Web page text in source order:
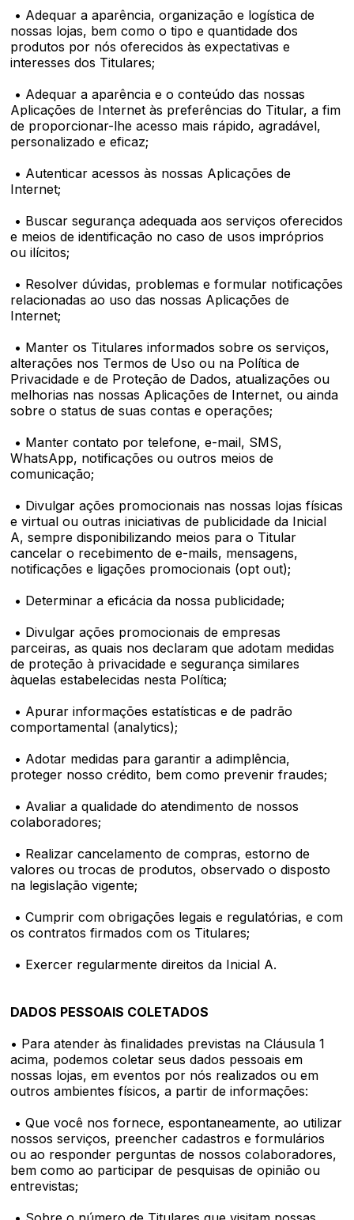
• Adequar a aparência, organização e logística de
nossas lojas, bem como o tipo e quantidade dos
produtos por nós oferecidos às expectativas e
interesses dos Titulares;
• Adequar a aparência e o conteúdo das nossas
Aplicações de Internet às preferências do Titular, a fim
de proporcionar-lhe acesso mais rápido, agradável,
personalizado e eficaz;
• Autenticar acessos às nossas Aplicações de
Internet;
• Buscar segurança adequada aos serviços oferecidos
e meios de identificação no caso de usos impróprios
ou ilícitos;
• Resolver dúvidas, problemas e formular notificações
relacionadas ao uso das nossas Aplicações de
Internet;
• Manter os Titulares informados sobre os serviços,
alterações nos Termos de Uso ou na Política de
Privacidade e de Proteção de Dados, atualizações ou
melhorias nas nossas Aplicações de Internet, ou ainda
sobre o status de suas contas e operações;
• Manter contato por telefone, e-mail, SMS,
WhatsApp, notificações ou outros meios de
comunicação;
• Divulgar ações promocionais nas nossas lojas físicas
e virtual ou outras iniciativas de publicidade da Inicial
A, sempre disponibilizando meios para o Titular
cancelar o recebimento de e-mails, mensagens,
notificações e ligações promocionais (opt out);
• Determinar a eficácia da nossa publicidade;
• Divulgar ações promocionais de empresas
parceiras, as quais nos declaram que adotam medidas
de proteção à privacidade e segurança similares
àquelas estabelecidas nesta Política;
• Apurar informações estatísticas e de padrão
comportamental (analytics);
• Adotar medidas para garantir a adimplência,
proteger nosso crédito, bem como prevenir fraudes;
• Avaliar a qualidade do atendimento de nossos
colaboradores;
• Realizar cancelamento de compras, estorno de
valores ou trocas de produtos, observado o disposto
na legislação vigente;
• Cumprir com obrigações legais e regulatórias, e com
os contratos firmados com os Titulares;
• Exercer regularmente direitos da Inicial A.
DADOS PESSOAIS COLETADOS
• Para atender às finalidades previstas na Cláusula 1
acima, podemos coletar seus dados pessoais em
nossas lojas, em eventos por nós realizados ou em
outros ambientes físicos, a partir de informações:
• Que você nos fornece, espontaneamente, ao utilizar
nossos serviços, preencher cadastros e formulários
ou ao responder perguntas de nossos colaboradores,
bem como ao participar de pesquisas de opinião ou
entrevistas;